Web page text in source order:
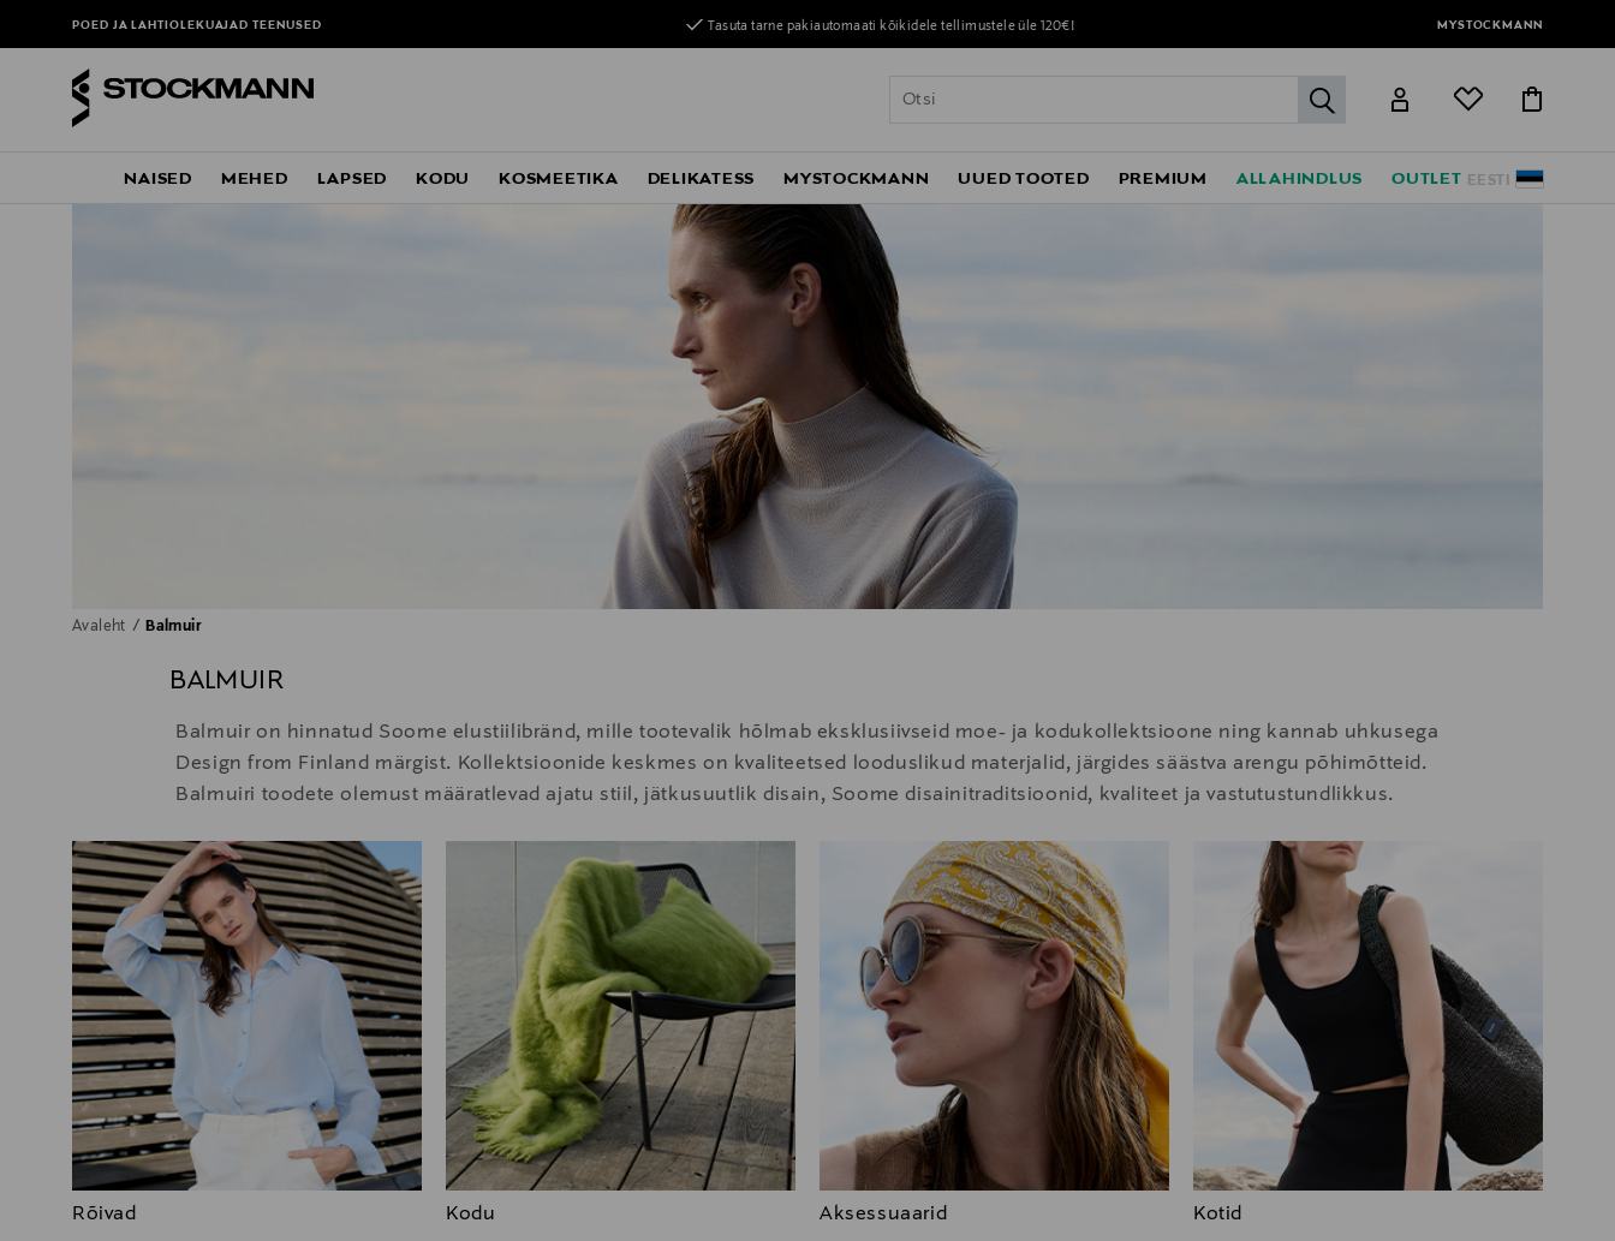
POED JA LAHTIOLEKUAJADTEENUSED Tasuta tarne pakiautomaati kõikidele tellimustele üle 120€! MYSTOCKMANN
label.header.go
EESTI
NAISED MEHED LAPSED KODU KOSMEETIKA DELIKATESS MYSTOCKMANN UUED TOOTED PREMIUM ALLAHINDLUS OUTLET
Avaleht Balmuir
BALMUIR
Balmuir on hinnatud Soome elustiilibränd, mille tootevalik hõlmab eksklusiivseid moe- ja kodukollektsioone ning kannab uhkusega
Design from Finland märgist. Kollektsioonide keskmes on kvaliteetsed looduslikud materjalid, järgides säästva arengu põhimõtteid.
Balmuiri toodete olemust määratlevad ajatu stiil, jätkusuutlik disain, Soome disainitraditsioonid, kvaliteet ja vastutustundlikkus.
Rõivad Kodu Aksessuaarid Kotid